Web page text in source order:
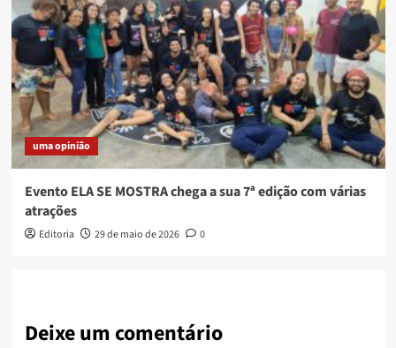
uma opinião
Evento ELA SE MOSTRA chega a sua 7ª edição com várias
atrações
Editoria 29 de maio de 2026 0
Deixe um comentário